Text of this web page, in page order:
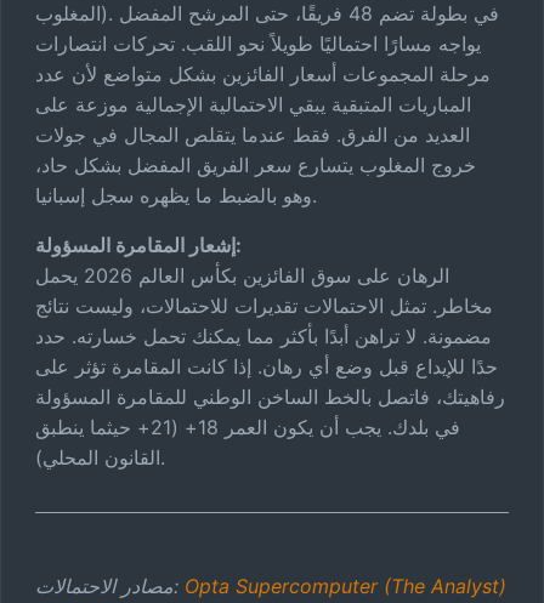
المغلوب). في بطولة تضم 48 فريقًا، حتى المرشح المفضل
يواجه مسارًا احتماليًا طويلاً نحو اللقب. تحركات انتصارات
مرحلة المجموعات أسعار الفائزين بشكل متواضع لأن عدد
المباريات المتبقية يبقي الاحتمالية الإجمالية موزعة على
العديد من الفرق. فقط عندما يتقلص المجال في جولات
خروج المغلوب يتسارع سعر الفريق المفضل بشكل حاد،
وهو بالضبط ما يظهره سجل إسبانيا.
إشعار المقامرة المسؤولة:
الرهان على سوق الفائزين بكأس العالم 2026 يحمل
مخاطر. تمثل الاحتمالات تقديرات للاحتمالات، وليست نتائج
مضمونة. لا تراهن أبدًا بأكثر مما يمكنك تحمل خسارته. حدد
حدًا للإيداع قبل وضع أي رهان. إذا كانت المقامرة تؤثر على
رفاهيتك، فاتصل بالخط الساخن الوطني للمقامرة المسؤولة
في بلدك. يجب أن يكون العمر 18+ (21+ حيثما ينطبق
القانون المحلي).
مصادر الاحتمالات: Opta Supercomputer (The Analyst)